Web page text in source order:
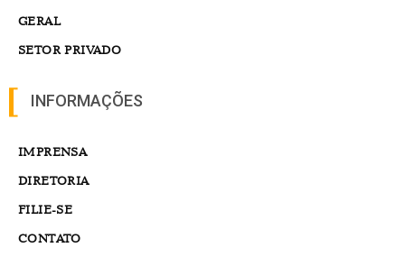
GERAL
SETOR PRIVADO
INFORMAÇÕES
IMPRENSA
DIRETORIA
FILIE-SE
CONTATO